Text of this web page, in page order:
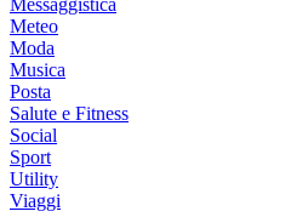
Messaggistica
Meteo
Moda
Musica
Posta
Salute e Fitness
Social
Sport
Utility
Viaggi